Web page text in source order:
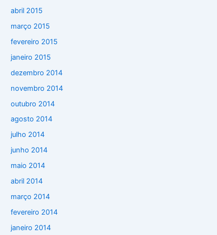
abril 2015
março 2015
fevereiro 2015
janeiro 2015
dezembro 2014
novembro 2014
outubro 2014
agosto 2014
julho 2014
junho 2014
maio 2014
abril 2014
março 2014
fevereiro 2014
janeiro 2014